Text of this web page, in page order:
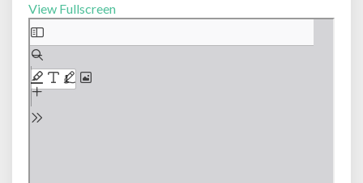
View Fullscreen
Aller
au
contenu
PDF